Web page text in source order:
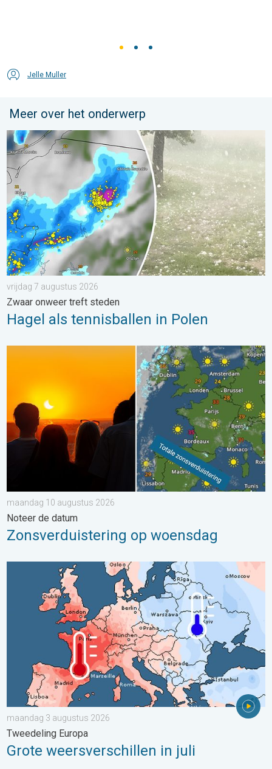
Jelle Muller
Meer over het onderwerp
Hagel als tennisballen in Polen. Zwaar onweer treft steden. . .
vrijdag 7 augustus 2026
Zwaar onweer treft steden
Hagel als tennisballen in Polen
Zonsverduistering op woensdag. Noteer de datum. . .
maandag 10 augustus 2026
Noteer de datum
Zonsverduistering op woensdag
Grote weersverschillen in juli. Tweedeling Europa. . .
maandag 3 augustus 2026
Tweedeling Europa
Grote weersverschillen in juli